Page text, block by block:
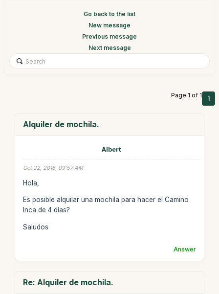
Go back to the list
New message
Previous message
Next message
Page 1 of 1 1
Alquiler de mochila.
Albert
Oct 22, 2018, 09:57 AM
Hola,
Es posible alquilar una mochila para hacer el Camino
Inca de 4 días?
Saludos
Answer
Re: Alquiler de mochila.